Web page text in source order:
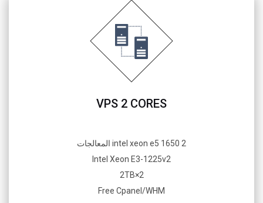
VPS 2 CORES
2 intel xeon e5 1650 المعالجات
Intel Xeon E3-1225v2
2×2TB
Free Cpanel/WHM